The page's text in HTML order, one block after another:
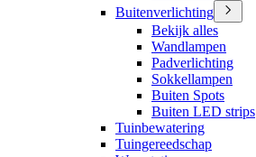
Buitenverlichting
Bekijk alles
Wandlampen
Padverlichting
Sokkellampen
Buiten Spots
Buiten LED strips
Tuinbewatering
Tuingereedschap